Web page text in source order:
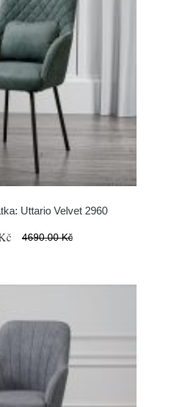
Uttario Velvet 2960
4690.00 Kč